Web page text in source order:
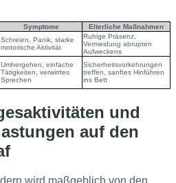
Symptome Elterliche Maßnahmen
Schreien, Panik, starke
motorische Aktivität
Ruhige Präsenz,
Vermeidung abrupten
Aufweckens
Umhergehen, einfache
Tätigkeiten, verwirrtes
Sprechen
Sicherheitsvorkehrungen
treffen, sanftes Hinführen
ins Bett
und
auf den